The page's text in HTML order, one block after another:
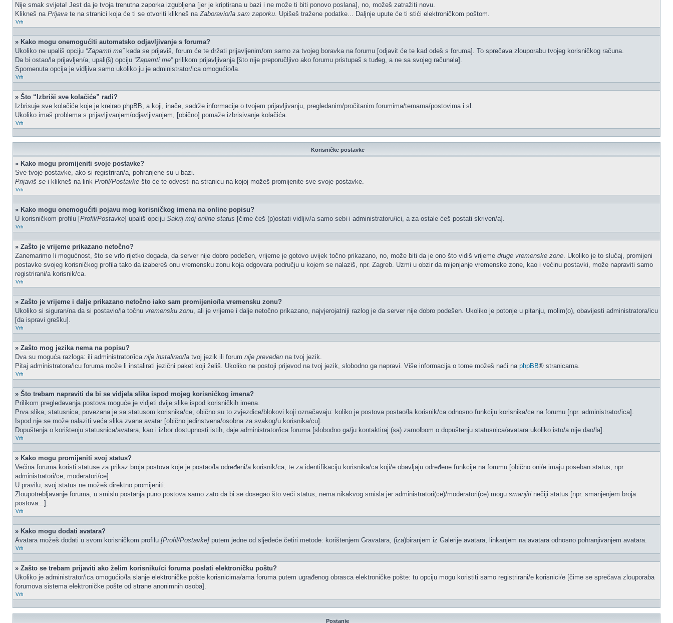
Nije smak svijeta! Jest da je tvoja trenutna zaporka izgubljena [jer je kriptirana u bazi i ne može ti biti ponovo poslana], no, možeš zatražiti novu.
Klikneš na Prijava te na stranici koja će ti se otvoriti klikneš naZaboravio/la sam zaporku. Upišeš tražene podatke... Daljnje upute će ti stići elektroničkom poštom.
Vrh
» Kako mogu onemogućiti automatsko odjavljivanje s foruma?
Ukoliko ne upališ opciju “Zapamti me”kada se prijaviš, forum će te držati prijavljenim/om samo za tvojeg boravka na forumu [odjavit će te kad odeš s foruma]. To sprečava zlouporabu tvojeg korisničkog računa.
Da bi ostao/la prijavljen/a, upali(š) opciju “Zapamti me”prilikom prijavljivanja [što nije preporučljivo ako forumu pristupaš s tuđeg, a ne sa svojeg računala].
Spomenuta opcija je vidljiva samo ukoliko ju je administrator/ica omogućio/la.
Vrh
» Što “Izbriši sve kolačiće” radi?
Izbrisuje sve kolačiće koje je kreirao phpBB, a koji, inače, sadrže informacije o tvojem prijavljivanju, pregledanim/pročitanim forumima/temama/postovima i sl.
Ukoliko imaš problema s prijavljivanjem/odjavljivanjem, [obično] pomaže izbrisivanje kolačića.
Vrh
Korisničke postavke
» Kako mogu promijeniti svoje postavke?
Sve tvoje postavke, ako si registriran/a, pohranjene su u bazi.
Prijaviš se i klikneš na link Profil/Postavke što će te odvesti na stranicu na kojoj možeš promijenite sve svoje postavke.
Vrh
» Kako mogu onemogućiti pojavu mog korisničkog imena na online popisu?
U korisničkom profilu [Profil/Postavke] upališ opciju Sakrij moj online status [čime ćeš (p)ostati vidljiv/a samo sebi i administratoru/ici, a za ostale ćeš postati skriven/a].
Vrh
» Zašto je vrijeme prikazano netočno?
Zanemarimo li mogućnost, što se vrlo rijetko događa, da server nije dobro podešen, vrijeme je gotovo uvijek točno prikazano, no, može biti da je ono što vidiš vrijeme druge vremenske zone. Ukoliko je to slučaj, promijeni
postavke svojeg korisničkog profila tako da izabereš onu vremensku zonu koja odgovara području u kojem se nalaziš, npr. Zagreb. Uzmi u obzir da mijenjanje vremenske zone, kao i većinu postavki, može napraviti samo
registrirani/a korisnik/ca.
Vrh
» Zašto je vrijeme i dalje prikazano netočno iako sam promijenio/la vremensku zonu?
Ukoliko si siguran/na da si postavio/la točnu vremensku zonu, ali je vrijeme i dalje netočno prikazano, najvjerojatniji razlog je da server nije dobro podešen. Ukoliko je potonje u pitanju, molim(o), obavijesti administratora/icu
[da ispravi grešku].
Vrh
» Zašto mog jezika nema na popisu?
Dva su moguća razloga: ili administrator/ica nije instalirao/la tvoj jezik ili forum nije preveden na tvoj jezik.
Pitaj administratora/icu foruma može li instalirati jezični paket koji želiš. Ukoliko ne postoji prijevod na tvoj jezik, slobodno ga napravi. Više informacija o tome možeš naći na phpBB® stranicama.
Vrh
» Što trebam napraviti da bi se vidjela slika ispod mojeg korisničkog imena?
Prilikom pregledavanja postova moguće je vidjeti dvije slike ispod korisničkih imena.
Prva slika, statusnica, povezana je sa statusom korisnika/ce; obično su to zvjezdice/blokovi koji označavaju: koliko je postova postao/la korisnik/ca odnosno funkciju korisnika/ce na forumu [npr. administrator/ica].
Ispod nje se može nalaziti veća slika zvana avatar [obično jedinstvena/osobna za svakog/u korisnika/cu].
Dopuštenja o korištenju statusnica/avatara, kao i izbor dostupnosti istih, daje administrator/ica foruma [slobodno ga/ju kontaktiraj (sa) zamolbom o dopuštenju statusnica/avatara ukoliko isto/a nije dao/la].
Vrh
» Kako mogu promijeniti svoj status?
Većina foruma koristi statuse za prikaz broja postova koje je postao/la određeni/a korisnik/ca, te za identifikaciju korisnika/ca koji/e obavljaju određene funkcije na forumu [obično oni/e imaju poseban status, npr.
administratori/ce, moderatori/ce].
U pravilu, svoj status ne možeš direktno promijeniti.
Zloupotrebljavanje foruma, u smislu postanja puno postova samo zato da bi se dosegao što veći status, nema nikakvog smisla jer administratori(ce)/moderatori(ce) mogu smanjiti nečiji status [npr. smanjenjem broja
postova...].
Vrh
» Kako mogu dodati avatara?
Avatara možeš dodati u svom korisničkom profilu [Profil/Postavke] putem jedne od sljedeće četiri metode: korištenjem Gravatara, (iza)biranjem iz Galerije avatara, linkanjem na avatara odnosno pohranjivanjem avatara.
Vrh
» Zašto se trebam prijaviti ako želim korisniku/ci foruma poslati elektroničku poštu?
Ukoliko je administrator/ica omogućio/la slanje elektroničke pošte korisnicima/ama foruma putem ugrađenog obrasca elektroničke pošte: tu opciju mogu koristiti samo registrirani/e korisnici/e [čime se sprečava zlouporaba
forumova sistema elektroničke pošte od strane anonimnih osoba].
Vrh
Postanje